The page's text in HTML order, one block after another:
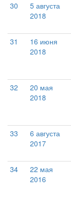
30
5 августа
2018
31
16 июня
2018
32
20 мая
2018
33
6 августа
2017
34
22 мая
2016